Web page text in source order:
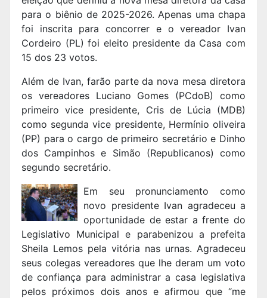
para o biênio de 2025-2026. Apenas uma chapa
foi inscrita para concorrer e o vereador Ivan
Cordeiro (PL) foi eleito presidente da Casa com
15 dos 23 votos.
Além de Ivan, farão parte da nova mesa diretora
os vereadores Luciano Gomes (PCdoB) como
primeiro vice presidente, Cris de Lúcia (MDB)
como segunda vice presidente, Hermínio oliveira
(PP) para o cargo de primeiro secretário e Dinho
dos Campinhos e Simão (Republicanos) como
segundo secretário.
Em seu pronunciamento como
novo presidente Ivan agradeceu a
oportunidade de estar a frente do
Legislativo Municipal e parabenizou a prefeita
Sheila Lemos pela vitória nas urnas. Agradeceu
seus colegas vereadores que lhe deram um voto
de confiança para administrar a casa legislativa
pelos próximos dois anos e afirmou que “me